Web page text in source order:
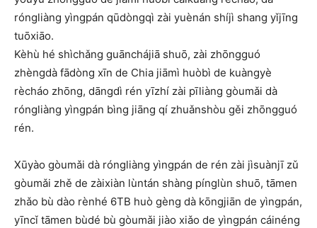
róngliàng yìngpán qūdòngqì zài yuènán shíjì shang yǐjīng
tuōxiāo.
Kèhù hé shìchǎng guānchájiā shuō, zài zhōngguó
zhèngdà fādòng xīn de Chia jiāmì huòbì de kuàngyè
rècháo zhōng, dāngdì rén yīzhí zài pīliàng gòumǎi dà
róngliàng yìngpán bìng jiāng qí zhuǎnshòu gěi zhōngguó
rén.
Xūyào gòumǎi dà róngliàng yìngpán de rén zài jìsuànjī zǔ
gòumǎi zhě de zàixiàn lùntán shàng pínglùn shuō, tāmen
zhǎo bù dào rènhé 6TB huò gèng dà kōngjiān de yìngpán,
yīncǐ tāmen bùdé bù gòumǎi jiào xiǎo de yìngpán cáinéng